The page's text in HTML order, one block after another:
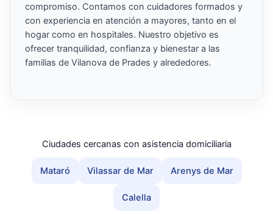
compromiso. Contamos con cuidadores formados y
con experiencia en atención a mayores, tanto en el
hogar como en hospitales. Nuestro objetivo es
ofrecer tranquilidad, confianza y bienestar a las
familias de Vilanova de Prades y alrededores.
Ciudades cercanas con asistencia domiciliaria
Mataró Vilassar de Mar Arenys de Mar
Calella